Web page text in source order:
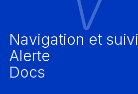
Navigation et suivi
Alerte
Docs